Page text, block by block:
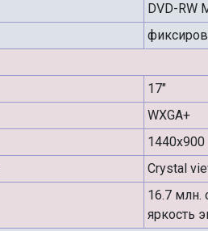
DVD-RW
17"
WXGA+
1440x900
Crystal
16.7 млн.
яркость